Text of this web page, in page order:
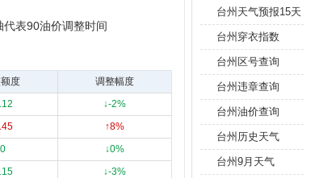
表90油价调整时间
度
调整幅度
↓-2%
↑8%
↓0%
↓-3%
台州天气预报15天
台州穿衣指数
台州区号查询
台州违章查询
台州油价查询
台州历史天气
台州9月天气